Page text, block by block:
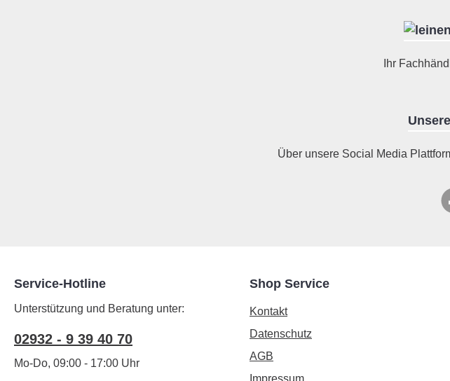
Ihr
Über unsere Social Media
Service-Hotline
Unterstützung und Beratung unter:
02932 - 9 39 40 70
Mo-Do, 09:00 - 17:00 Uhr
Shop Service
Kontakt
Datenschutz
AGB
Impressum